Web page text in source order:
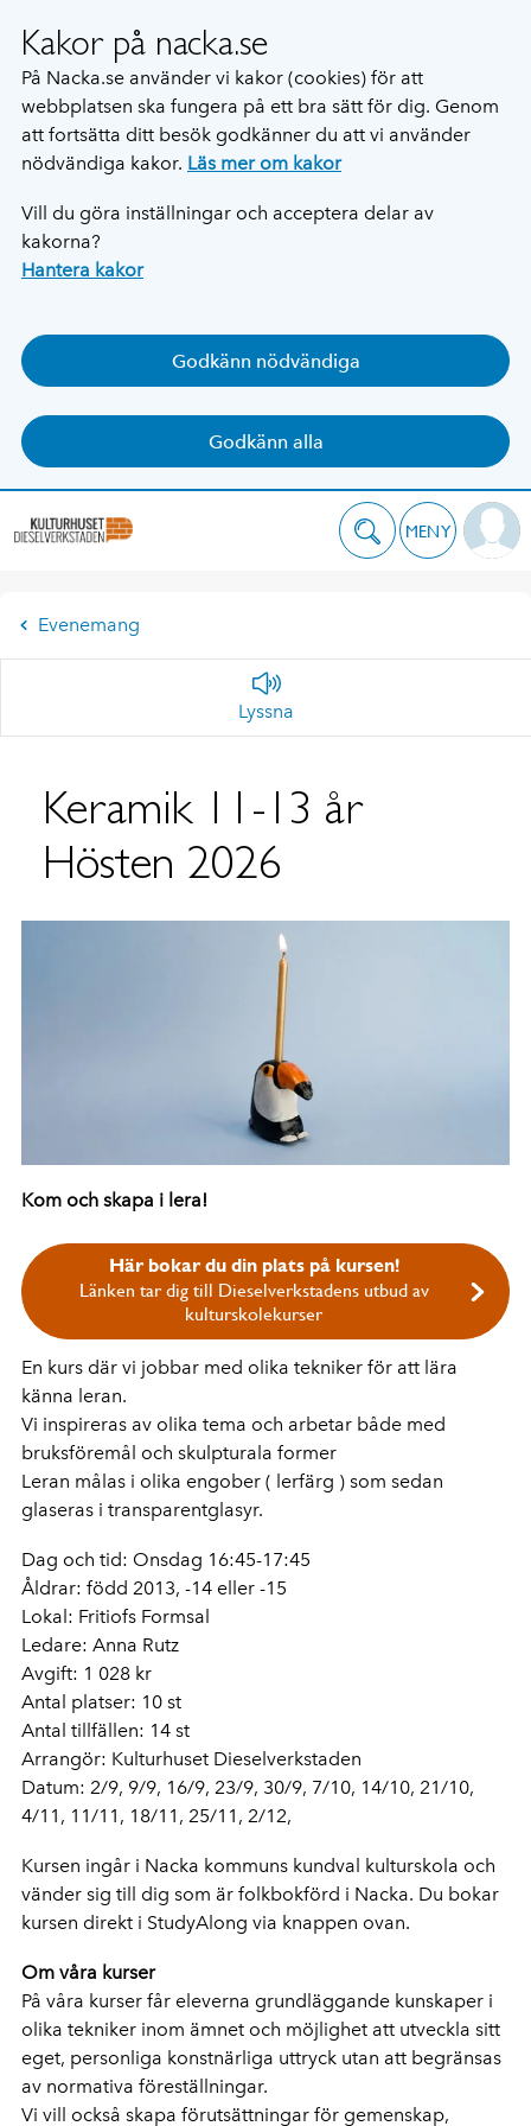
Kakor på nacka.se
På Nacka.se använder vi kakor (cookies) för att
webbplatsen ska fungera på ett bra sätt för dig. Genom
att fortsätta ditt besök godkänner du att vi använder
nödvändiga kakor. Läs mer om kakor
Vill du göra inställningar och acceptera delar av
kakorna?
Hantera kakor
Godkänn nödvändiga
Godkänn alla
MENY
Evenemang
Lyssna
Keramik 11-13 år
Hösten 2026
Kom och skapa i lera!
Här bokar du din plats på kursen!
Länken tar dig till Dieselverkstadens utbud av
kulturskolekurser
En kurs där vi jobbar med olika tekniker för att lära
känna leran.
Vi inspireras av olika tema och arbetar både med
bruksföremål och skulpturala former
Leran målas i olika engober ( lerfärg ) som sedan
glaseras i transparentglasyr.
Dag och tid: Onsdag 16:45-17:45
Åldrar: född 2013, -14 eller -15
Lokal: Fritiofs Formsal
Ledare: Anna Rutz
Avgift: 1 028 kr
Antal platser: 10 st
Antal tillfällen: 14 st
Arrangör: Kulturhuset Dieselverkstaden
Datum: 2/9, 9/9, 16/9, 23/9, 30/9, 7/10, 14/10, 21/10,
4/11, 11/11, 18/11, 25/11, 2/12,
Kursen ingår i Nacka kommuns kundval kulturskola och
vänder sig till dig som är folkbokförd i Nacka. Du bokar
kursen direkt i StudyAlong via knappen ovan.
Om våra kurser
På våra kurser får eleverna grundläggande kunskaper i
olika tekniker inom ämnet och möjlighet att utveckla sitt
eget, personliga konstnärliga uttryck utan att begränsas
av normativa föreställningar.
Vi vill också skapa förutsättningar för gemenskap,